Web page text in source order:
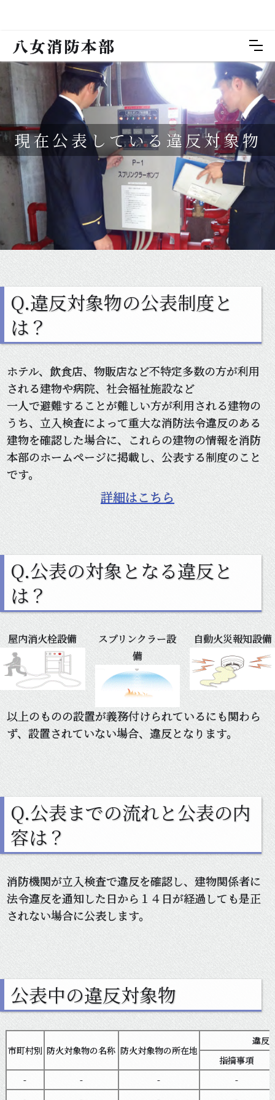
八女消防本部
現在公表している違反対象物
Q.違反対象物の公表制度と
は？
ホテル、飲食店、物販店など不特定多数の方が利用
される建物や病院、社会福祉施設など
一人で避難することが難しい方が利用される建物の
うち、立入検査によって重大な消防法令違反のある
建物を確認した場合に、これらの建物の情報を消防
本部のホームページに掲載し、公表する制度のこと
です。
詳細はこちら
Q.公表の対象となる違反と
は？
屋内消火栓設備
スプリンクラー設
備
自動火災報知設備
以上のものの設置が義務付けられているにも関わら
ず、設置されていない場合、違反となります。
Q.公表までの流れと公表の内
容は？
消防機関が立入検査で違反を確認し、建物関係者に
法令違反を通知した日から１４日が経過しても是正
されない場合に公表します。
公表中の違反対象物
市町村別 防火対象物の名称 防火対象物の所在地
違反
指摘事項
-
- -
-